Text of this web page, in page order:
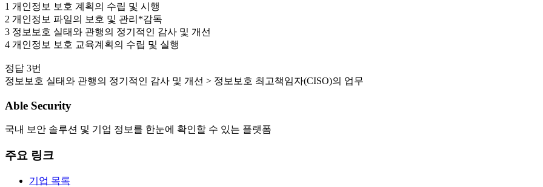
1 개인정보 보호 계획의 수립 및 시행
2 개인정보 파일의 보호 및 관리*감독
3 정보보호 실태와 관행의 정기적인 감사 및 개선
4 개인정보 보호 교육계획의 수립 및 실행
정답 3번
정보보호 실태와 관행의 정기적인 감사 및 개선 > 정보보호 최고책임자(CISO)의 업무
Able Security
국내 보안 솔루션 및 기업 정보를 한눈에 확인할 수 있는 플랫폼
주요 링크
기업 목록